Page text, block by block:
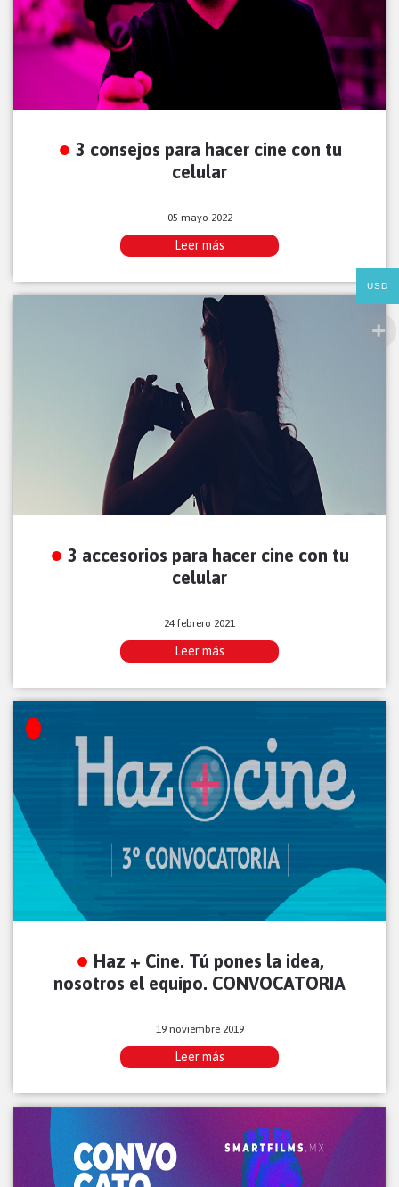
3 consejos para hacer cine con tu
celular
05 mayo 2022
Leer más
3 accesorios para hacer cine con tu
celular
24 febrero 2021
Leer más
Haz + Cine. Tú pones la idea,
nosotros el equipo. CONVOCATORIA
19 noviembre 2019
Leer más
USD